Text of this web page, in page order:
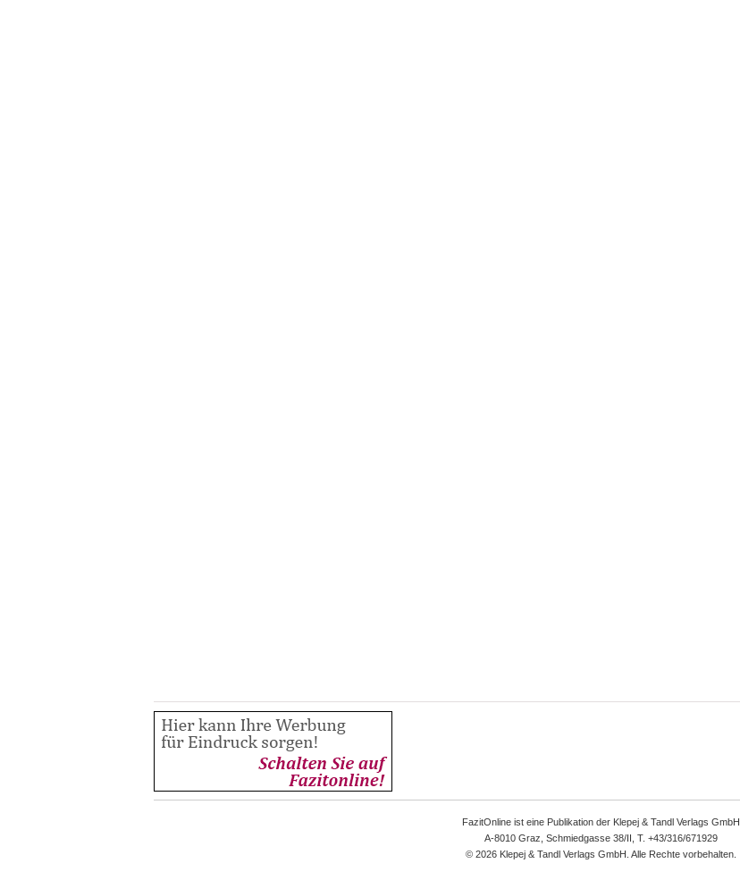
FazitOnline ist eine Publikation der Klepej & Tandl Verlags GmbH
A-8010 Graz, Schmiedgasse 38/II, T. +43/316/671929
© 2026 Klepej & Tandl Verlags GmbH. Alle Rechte vorbehalten.